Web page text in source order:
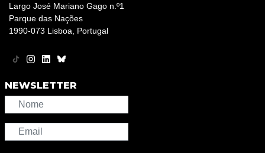
Largo José Mariano Gago n.º1
Parque das Nações
1990-073 Lisboa, Portugal
NEWSLETTER